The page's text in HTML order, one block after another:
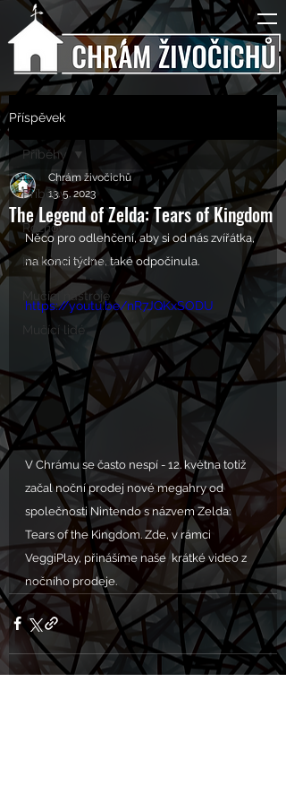
Příspěvek
Příběhy
Rozhovory
Kulturní pohledy
Mučící nástroje
Mučící lidé
Příběhy
The Legend of Zelda: Tears of Kingdom
Chrám živočichů
13. 5. 2023
Něco pro odlehčení, aby si od nás zvířátka,
na konci týdne, také odpočinula.
https://youtu.be/nR7JQKxSODU
V Chrámu se často nespí - 12. května totiž
začal noční prodej nové megahry od
společnosti Nintendo s názvem Zelda:
Tears of the Kingdom. Zde, v rámci
VeggiPlay, přinášíme naše  krátké video z
nočního prodeje.